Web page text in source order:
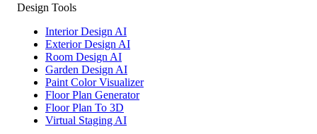
Design Tools
Interior Design AI
Exterior Design AI
Room Design AI
Garden Design AI
Paint Color Visualizer
Floor Plan Generator
Floor Plan To 3D
Virtual Staging AI